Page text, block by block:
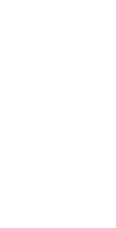
pour les
au site de
région dans laquelle